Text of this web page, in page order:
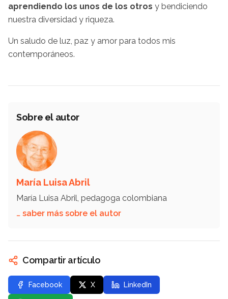
aprendiendo los unos de los otros y bendiciendo
nuestra diversidad y riqueza.
Un saludo de luz, paz y amor para todos mis
contemporáneos.
Sobre el autor
María Luisa Abril
María Luisa Abril, pedagoga colombiana
… saber más sobre el autor
Compartir artículo
Facebook X LinkedIn